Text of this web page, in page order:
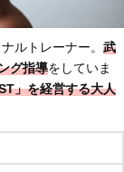
ルトレーナー。 武
グ指導をしていま
」を経営する大人